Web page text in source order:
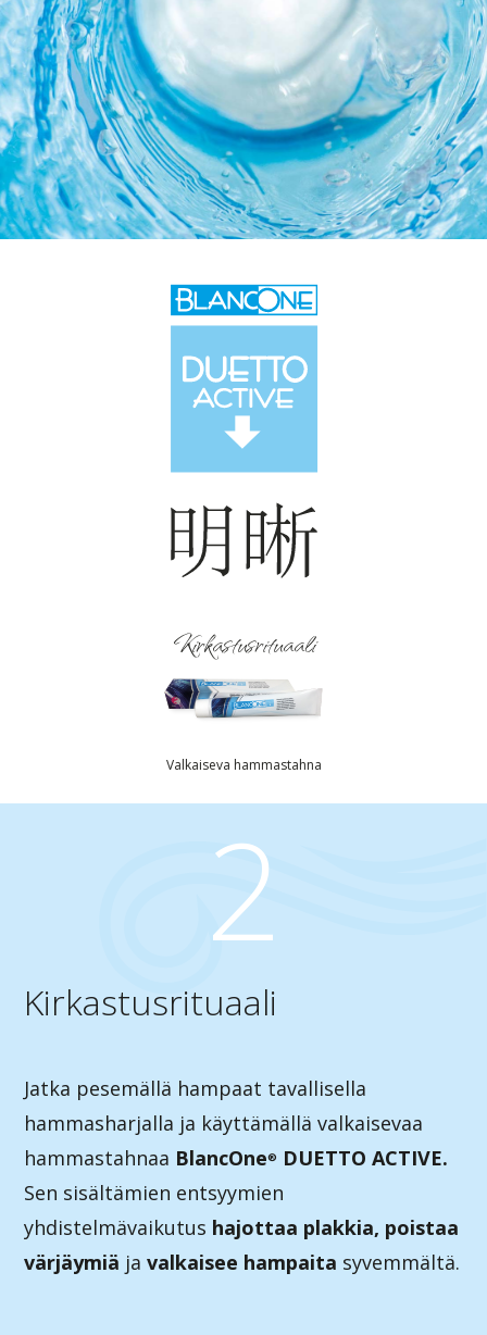
Kirkastusrituaali
Valkaiseva hammastahna
2
Kirkastusrituaali
Jatka pesemällä hampaat tavallisella
hammasharjalla ja käyttämällä valkaisevaa
hammastahnaa BlancOne®
DUETTO ACTIVE.
Sen sisältämien entsyymien
yhdistelmävaikutus hajottaa plakkia, poistaa
värjäymiä javalkaisee hampaita syvemmältä.